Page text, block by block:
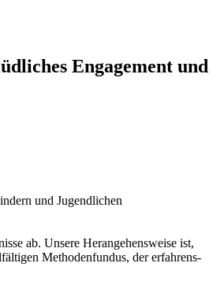
Engagement und
und Jugendlichen
ab. Unsere Herangehensweise ist,
Methodenfundus, der erfahrens-